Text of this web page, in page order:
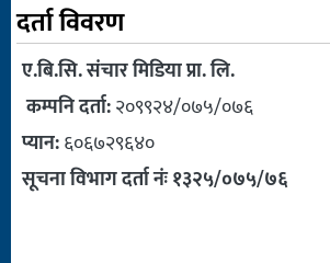
दर्ता विवरण
ए.बि.सि. संचार मिडिया प्रा. लि.
कम्पनि दर्ता:२०९९२४/०७५/०७६
प्यान:६०६७२९६४०
सूचना विभाग दर्ता नंः १३२५/०७५/७६